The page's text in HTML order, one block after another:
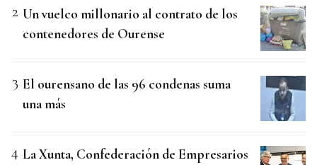
Un vuelco millonario al contrato de los
contenedores de Ourense
El ourensano de las 96 condenas suma
una más
La Xunta, Confederación de Empresarios